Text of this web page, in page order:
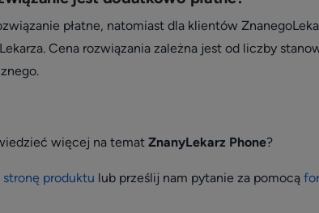
płatne, natomiast dla klientów
Cena rozwiązania zależna jest od liczby
więcej na temat ZnanyLekarz Phone?
stronę produktu lub prześlij nam pytanie za pomocą